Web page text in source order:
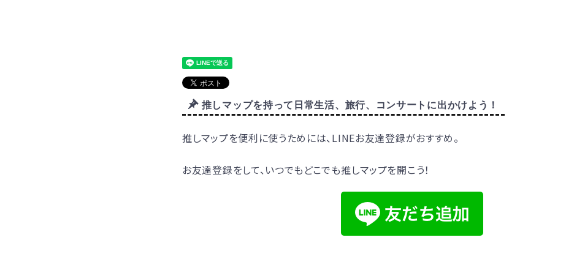
推しマップを持って日常生活、旅行、コンサートに出かけよう！
推しマップを便利に使うためには、LINEお友達登録がおすすめ。
お友達登録をして、いつでもどこでも推しマップを開こう！